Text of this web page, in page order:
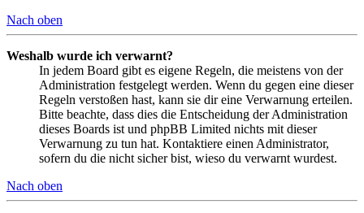
Nach oben
Weshalb wurde ich verwarnt?
In jedem Board gibt es eigene Regeln, die meistens von der
Administration festgelegt werden. Wenn du gegen eine dieser
Regeln verstoßen hast, kann sie dir eine Verwarnung erteilen.
Bitte beachte, dass dies die Entscheidung der Administration
dieses Boards ist und phpBB Limited nichts mit dieser
Verwarnung zu tun hat. Kontaktiere einen Administrator,
sofern du die nicht sicher bist, wieso du verwarnt wurdest.
Nach oben